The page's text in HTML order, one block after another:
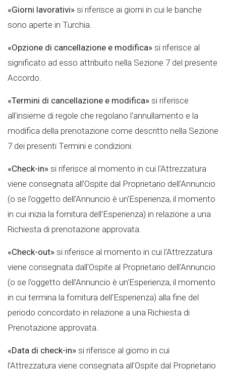
«Giorni lavorativi» si riferisce ai giorni in cui le banche
sono aperte in Turchia.
«Opzione di cancellazione e modifica» si riferisce al
significato ad esso attribuito nella Sezione 7 del presente
Accordo.
«Termini di cancellazione e modifica» si riferisce
all'insieme di regole che regolano l'annullamento e la
modifica della prenotazione come descritto nella Sezione
7 dei presenti Termini e condizioni.
«Check-in» si riferisce al momento in cui l'Attrezzatura
viene consegnata all'Ospite dal Proprietario dell'Annuncio
(o se l'oggetto dell'Annuncio è un'Esperienza, il momento
in cui inizia la fornitura dell'Esperienza) in relazione a una
Richiesta di prenotazione approvata.
«Check-out» si riferisce al momento in cui l'Attrezzatura
viene consegnata dall'Ospite al Proprietario dell'Annuncio
(o se l'oggetto dell'Annuncio è un'Esperienza, il momento
in cui termina la fornitura dell'Esperienza) alla fine del
periodo concordato in relazione a una Richiesta di
Prenotazione approvata.
«Data di check-in» si riferisce al giorno in cui
l'Attrezzatura viene consegnata all'Ospite dal Proprietario